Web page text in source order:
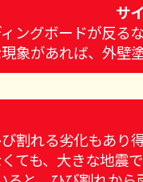
サ
ングボードが反る
象があれば、外壁
割れる劣化もあり
ても、大きな地震